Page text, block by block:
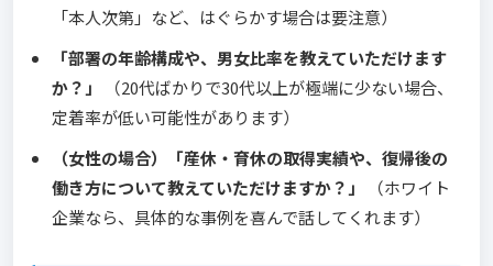
「本人次第」など、はぐらかす場合は要注意）
「部署の年齢構成や、男女比率を教えていただけます
か？」
（20代ばかりで30代以上が極端に少ない場合、
定着率が低い可能性があります）
（女性の場合）「産休・育休の取得実績や、復帰後の
働き方について教えていただけますか？」
（ホワイト
企業なら、具体的な事例を喜んで話してくれます）